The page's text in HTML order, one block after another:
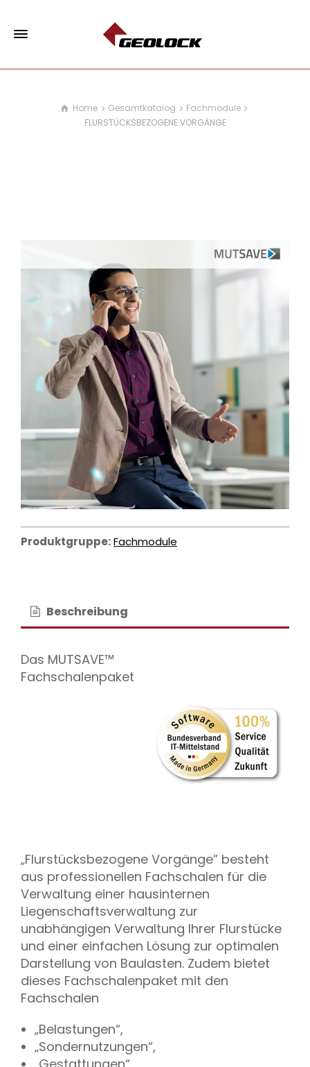
Home Gesamtkatalog
Fachmodule
FLURSTÜCKSBEZOGENE VORGÄNGE
Produktgruppe:Fachmodule
Beschreibung
Das MUTSAVE™
Fachschalenpaket
„Flurstücksbezogene Vorgänge” besteht
aus professionellen Fachschalen für die
Verwaltung einer hausinternen
Liegenschaftsverwaltung zur
unabhängigen Verwaltung Ihrer Flurstücke
und einer einfachen Lösung zur optimalen
Darstellung von Baulasten. Zudem bietet
dieses Fachschalenpaket mit den
Fachschalen
„Belastungen“,
„Sondernutzungen“,